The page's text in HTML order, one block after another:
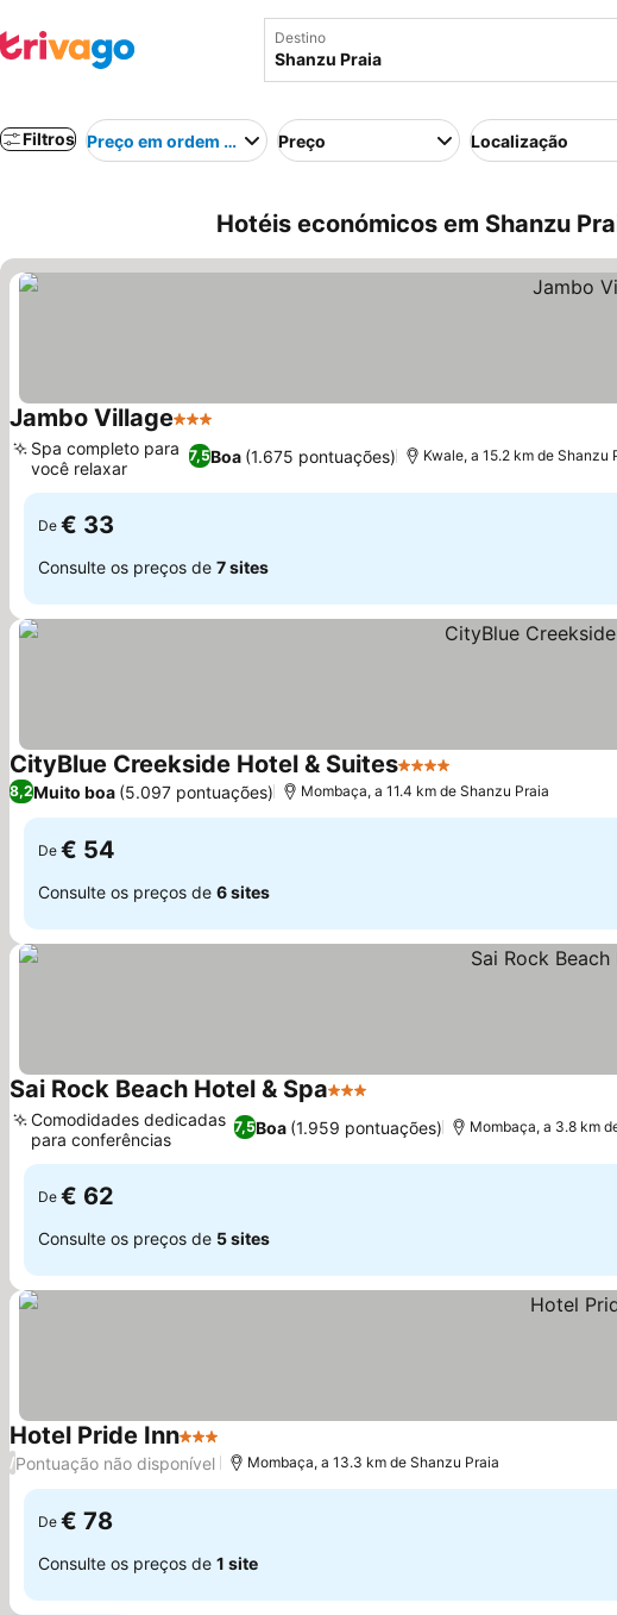
Destino
Filtros Preço em ordem crescentePreço Localização
Hotéis económicos em Shanzu
Jambo Village3 Estrelas
7,5Boa (1.675 pontuações)
Spa completo para
você relaxar
Kwale, a 15.2 km de Shanzu
De € 33
Consulte os preços de 7 sites
CityBlue Creekside Hotel & Suites4 Estrelas
8,2Muito boa (5.097 pontuações) Mombaça, a 11.4 km de Shanzu Praia
De € 54
Consulte os preços de 6 sites
Sai Rock Beach Hotel & Spa3 Estrelas
7,5Boa (1.959 pontuações)
Comodidades dedicadas
para conferências
Mombaça, a 3.8 km
De € 62
Consulte os preços de 5 sites
Hotel Pride Inn3 Estrelas
/Pontuação não disponível Mombaça, a 13.3 km de Shanzu Praia
De € 78
Consulte os preços de 1 site